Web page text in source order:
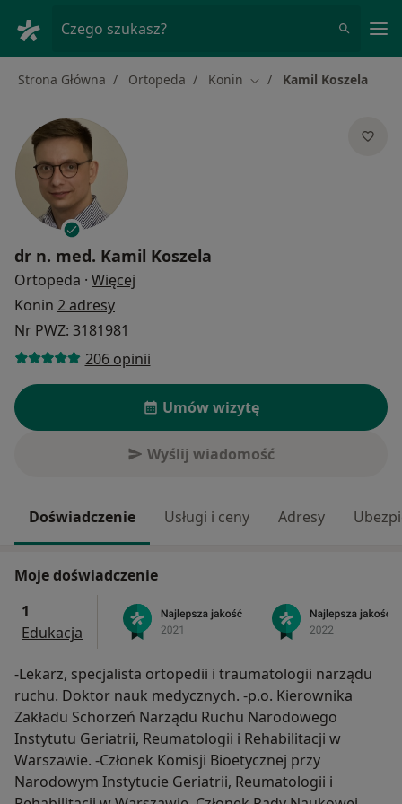
Czego szukasz?
Strona Główna Ortopeda Konin Zmień miasto
Kamil Koszela
dr n. med. Kamil Koszela
Ortopeda · Więcej
Konin 2 adresy
Nr PWZ: 3181981
206 opinii
Umów wizytę
Wyślij wiadomość
Doświadczenie Usługi i ceny Adresy
Moje doświadczenie
1
Edukacja
-Lekarz, specjalista ortopedii i traumatologii narządu
ruchu. Doktor nauk medycznych. -p.o. Kierownika
Zakładu Schorzeń Narządu Ruchu Narodowego
Instytutu Geriatrii, Reumatologii i Rehabilitacji w
Warszawie. -Członek Komisji Bioetycznej przy
Narodowym Instytucie Geriatrii, Reumatologii i